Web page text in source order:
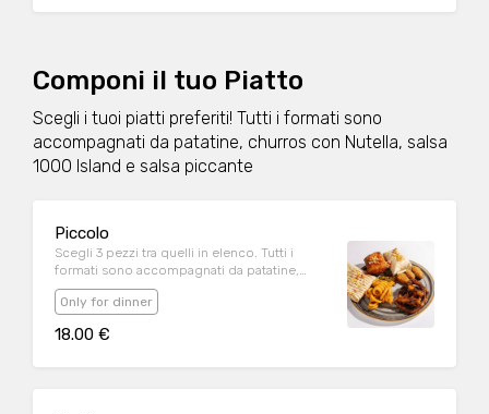
Componi il tuo Piatto
Scegli i tuoi piatti preferiti! Tutti i formati sono
accompagnati da patatine, churros con Nutella, salsa
1000 Island e salsa piccante
Piccolo
Scegli 3 pezzi tra quelli in elenco. Tutti i
formati sono accompagnati da patatine,
churros con Nutella, salsa 1000 Island e salsa
piccante
Only for dinner
18.00 €